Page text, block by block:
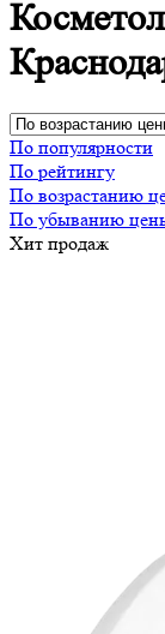
По популярности
По рейтингу
По возрастанию
По убыванию
Хит продаж